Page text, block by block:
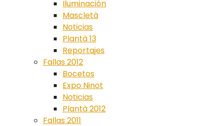
Iluminación
Mascletà
Noticias
Plantà 13
Reportajes
Fallas 2012
Bocetos
Expo Ninot
Noticias
Plantà 2012
Fallas 2011